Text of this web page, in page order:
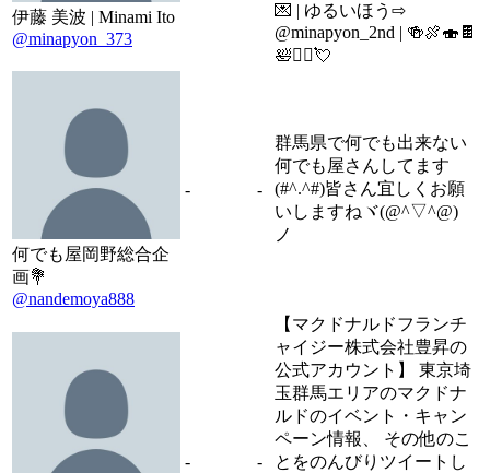
伊藤 美波 | Minami Ito
@minapyon_373
💌 | ゆるいほう⇨
@minapyon_2nd | 🍻🍖🍣🍫
🛀🏋️‍♀️💘
何でも屋岡野総合企
画💐
@nandemoya888
- -
群馬県で何でも出来ない
何でも屋さんしてます
(#^.^#)皆さん宜しくお願
いしますねヾ(@^▽^@)
ノ
- -
【マクドナルドフランチ
ャイジー株式会社豊昇の
公式アカウント】 東京埼
玉群馬エリアのマクドナ
ルドのイベント・キャン
ペーン情報、 その他のこ
とをのんびりツイートし